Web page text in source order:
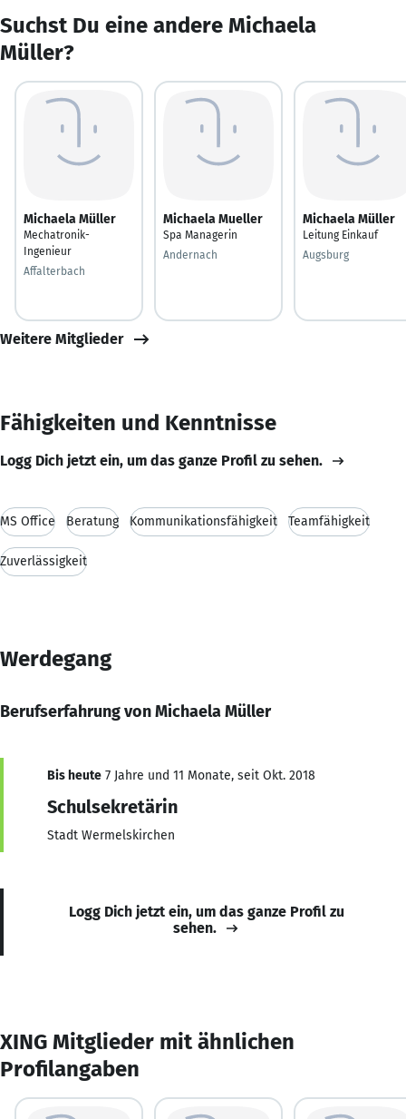
Suchst Du eine andere Michaela
Müller?
Michaela Müller
Mechatronik-
Ingenieur
Affalterbach
Michaela Mueller
Spa Managerin
Andernach
Michaela Müller
Leitung Einkauf
Augsburg
Weitere Mitglieder
Fähigkeiten und Kenntnisse
Logg Dich jetzt ein, um das ganze Profil zu sehen.
MS Office Beratung Kommunikationsfähigkeit Teamfähigkeit
Zuverlässigkeit
Werdegang
Berufserfahrung von Michaela Müller
Bis heute 7 Jahre und 11 Monate, seit Okt. 2018
Schulsekretärin
Stadt Wermelskirchen
Logg Dich jetzt ein, um das ganze Profil zu
sehen.
XING Mitglieder mit ähnlichen
Profilangaben